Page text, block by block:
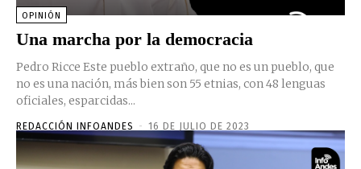
OPINIÓN
Una marcha por la democracia
Pedro Ricce Este pueblo extraño, que no es un pueblo, que
no es una nación, más bien son 55 etnias, con 48 lenguas
oficiales, esparcidas...
REDACCIÓN INFOANDES - 16 DE JULIO DE 2023